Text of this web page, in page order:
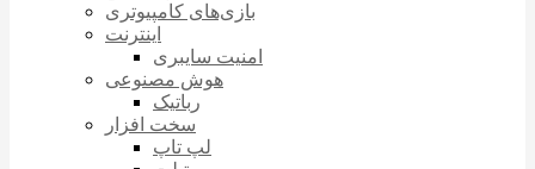
بازی‌های کامپیوتری
اینترنت
امنیت سایبری
هوش مصنوعی
رباتیک
سخت افزار
لپ تاپ